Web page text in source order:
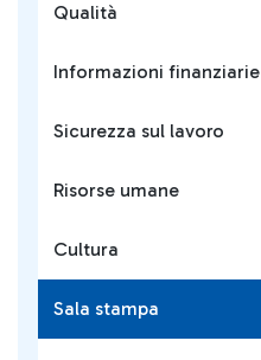
Qualità
Informazioni finanziarie
Sicurezza sul lavoro
Risorse umane
Cultura
Sala stampa